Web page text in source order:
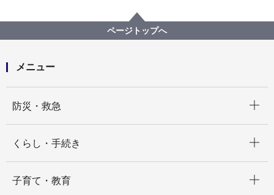
【契約結果公表】【公募型プロポーザル】令和７年度
横浜市自治体窓口DXSaaS等構築及び運用・保守業務
ページトップへ
メニュー
防災・救急
くらし・手続き
子育て・教育